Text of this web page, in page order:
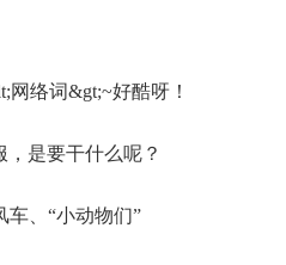
络词&gt;~好酷呀！
是要干什么呢？
车、“小动物们”